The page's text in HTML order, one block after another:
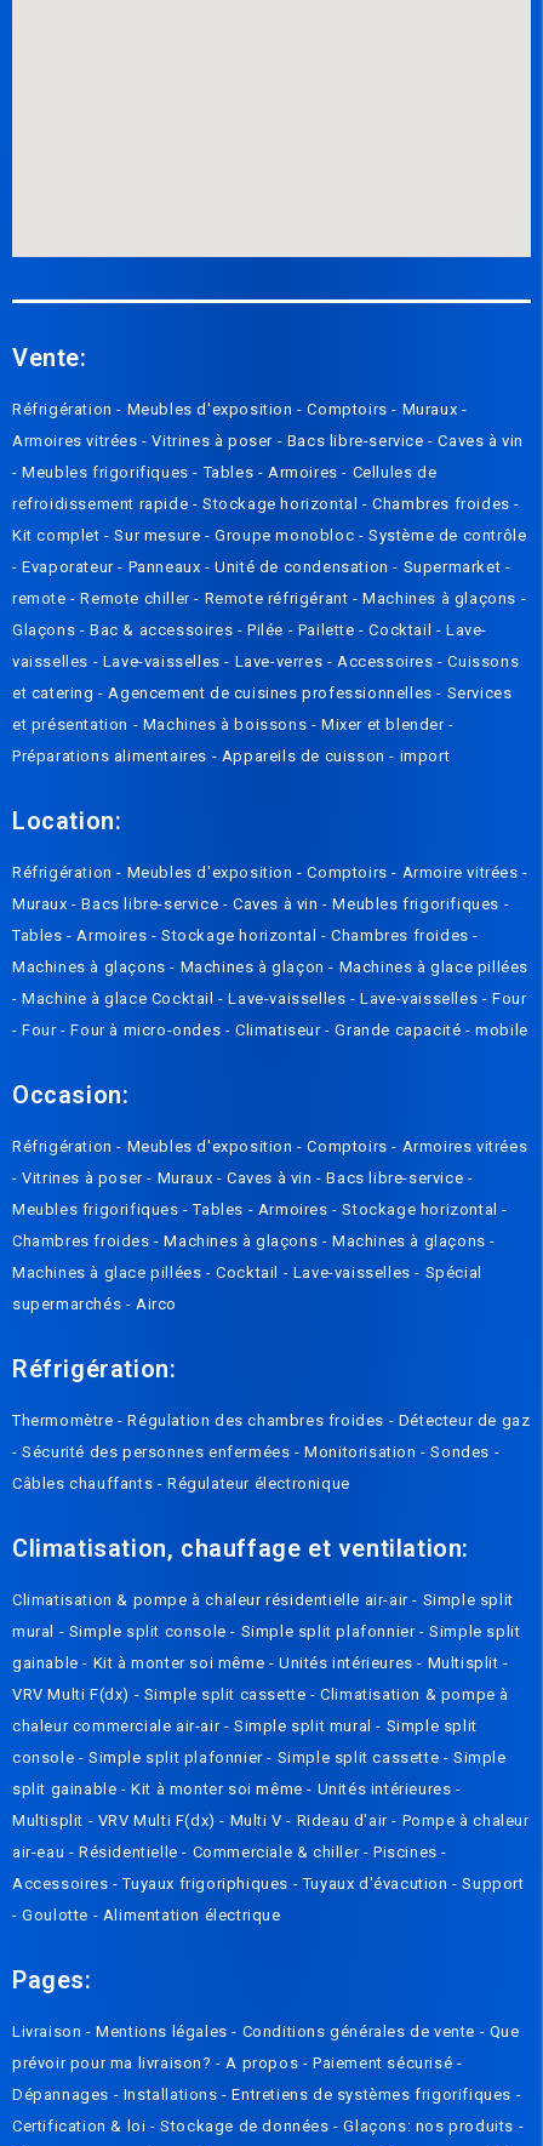
Vente:
Réfrigération - Meubles d'exposition -Comptoirs- Muraux -
Armoires vitrées-Vitrines à poser - Bacs libre-service-Caves à vin
-Meubles frigorifiques-Tables - Armoires- Cellules de
refroidissement rapide -Stockage horizontal-Chambres froides-
Kit complet-Sur mesure-Groupe monobloc -Système de contrôle
-Evaporateur- Panneaux-Unité de condensation- Supermarket -
remote-Remote chiller- Remote réfrigérant-Machines à glaçons -
Glaçons -Bac & accessoires -Pilée - Pailette-Cocktail -Lave-
vaisselles - Lave-vaisselles- Lave-verres - Accessoires-Cuissons
et catering- Agencement de cuisines professionnelles- Services
et présentation - Machines à boissons -Mixer et blender-
Préparations alimentaires - Appareils de cuisson- import
Location:
Réfrigération- Meubles d'exposition-Comptoirs- Armoire vitrées-
Muraux-Bacs libre-service -Caves à vin-Meubles frigorifiques -
Tables- Armoires -Stockage horizontal-Chambres froides-
Machines à glaçons- Machines à glaçon- Machines à glace pillées
-Machine à glace Cocktail-Lave-vaisselles-Lave-vaisselles -Four
-Four-Four à micro-ondes -Climatiseur-Grande capacité-mobile
Occasion:
Réfrigération- Meubles d'exposition-Comptoirs- Armoires vitrées
-Vitrines à poser- Muraux -Caves à vin-Bacs libre-service -
Meubles frigorifiques-Tables - Armoires-Stockage horizontal-
Chambres froides-Machines à glaçons -Machines à glaçons-
Machines à glace pillées-Cocktail - Lave-vaisselles- Spécial
supermarchés - Airco
Réfrigération:
Thermomètre-Régulation des chambres froides - Détecteur de gaz
-Sécurité des personnes enfermées-Monitorisation-Sondes -
Câbles chauffants -Régulateur électronique
Climatisation, chauffage et ventilation:
Climatisation & pompe à chaleur résidentielle air-air- Simple split
mural - Simple split console- Simple split plafonnier-Simple split
gainable- Kit à monter soi même -Unités intérieures- Multisplit-
VRV Multi F(dx) - Simple split cassette-Climatisation & pompe à
chaleur commerciale air-air -Simple split mural- Simple split
console -Simple split plafonnier- Simple split cassette -Simple
split gainable -Kit à monter soi même- Unités intérieures-
Multisplit - VRV Multi F(dx)- Multi V- Rideau d'air- Pompe à chaleur
air-eau -Résidentielle- Commerciale & chiller -Piscines-
Accessoires-Tuyaux frigoriphiques -Tuyaux d'évacution-Support
-Goulotte - Alimentation électrique
Pages:
Livraison -Mentions légales- Conditions générales de vente - Que
prévoir pour ma livraison? - A propos -Paiement sécurisé -
Dépannages - Installations-Entretiens de systèmes frigorifiques -
Certification & loi -Stockage de données-Glaçons: nos produits -